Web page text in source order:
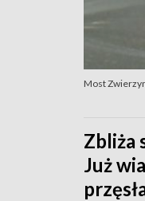
Most
Zbliża
Już